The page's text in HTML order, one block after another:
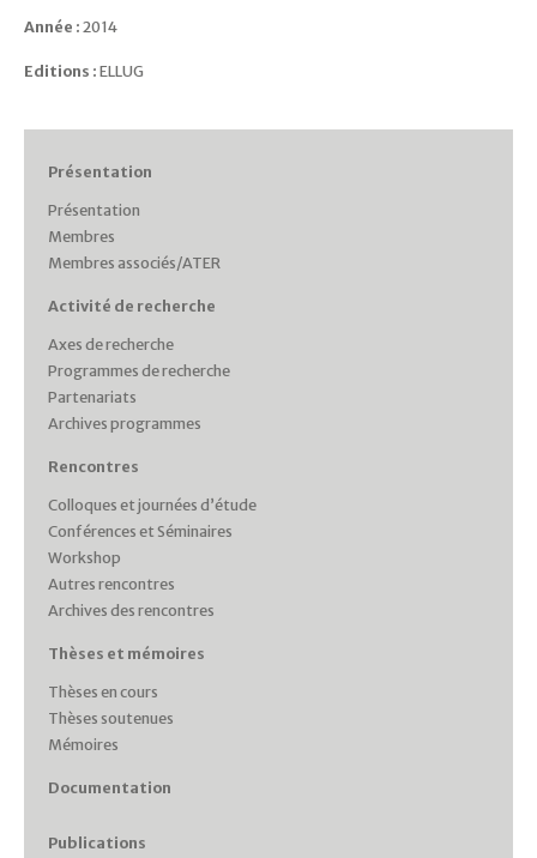
Année : 2014
Editions : ELLUG
Présentation
Présentation
Membres
Membres associés/ATER
Activité de recherche
Axes de recherche
Programmes de recherche
Partenariats
Archives programmes
Rencontres
Colloques et journées d’étude
Conférences et Séminaires
Workshop
Autres rencontres
Archives des rencontres
Thèses et mémoires
Thèses en cours
Thèses soutenues
Mémoires
Documentation
Publications